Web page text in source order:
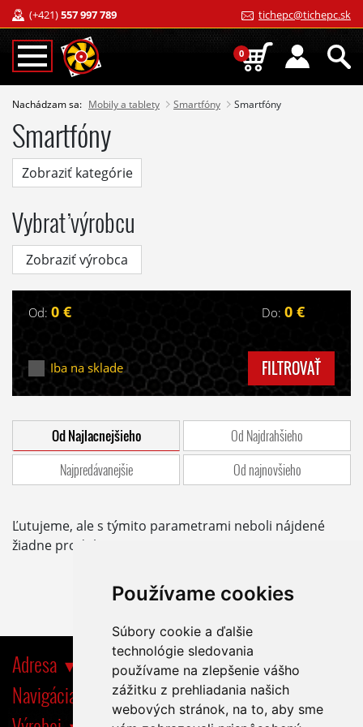
Používame cookies
Súbory cookie a ďalšie
technológie sledovania
používame na zlepšenie vášho
zážitku z prehliadania našich
webových stránok, na to, aby sme
(+421)557 997 789 tichepc@tichepc.sk
0
Nachádzam sa: Mobily a tablety Smartfóny Smartfóny
Smartfóny
Zobraziť kategórie
Vybrať výrobcu
Zobraziť výrobca
Od: 0 € Do: 0 €
Iba na sklade FILTROVAŤ
Od Najlacnejšieho
Od Najdrahšieho
Najpredávanejšie
Od najnovšieho
Ľutujeme, ale s týmito parametrami neboli nájdené
žiadne produkty.
Adresa
Navigácia